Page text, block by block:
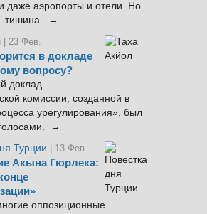
даже аэропорты и отели. Но
тишина. →
| 23 Фев.
в докладе
вопросу?
доклад
комиссии, созданной в
урегулирования», был
→
Турции
| 13 Фев.
Акына Гюрлека:
оппозиционные